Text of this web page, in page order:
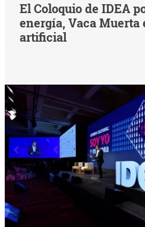
El Coloquio de IDEA
energía, Vaca
artificial